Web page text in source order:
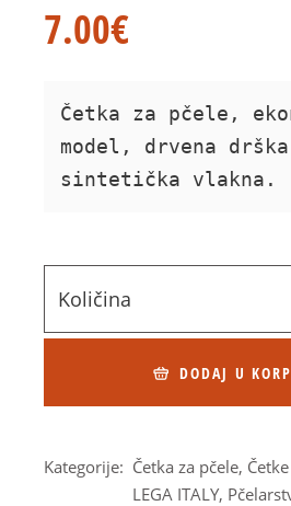
7.00€
Četka za pčele,
model, drvena
sintetička vlakna.
Količina
DODAJ U
Kategorije: Četka za pčele,
LEGA ITALY,